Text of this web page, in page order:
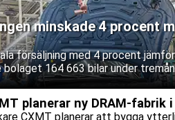
minskade 4 procent
försäljning med 4 procent
164 663 bilar under
planerar ny DRAM-fabrik
CXMT planerar att bygga